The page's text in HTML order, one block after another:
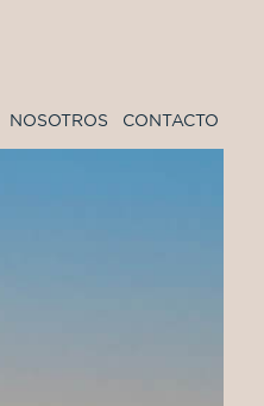
NOSOTROS CONTACTO